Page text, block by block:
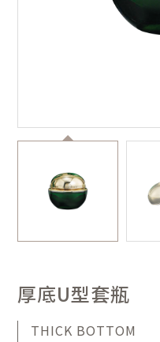
厚底U型套瓶
THICK BOTTOM